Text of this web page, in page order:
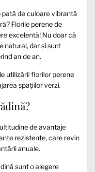
de culoare vibrantă
Florile perene de
excelentă! Nu doar că
natural, dar și sunt
an de an.
utilizării florilor perene
spațiilor verzi.
de avantaje
rezistente, care revin
anuale.
sunt o alegere